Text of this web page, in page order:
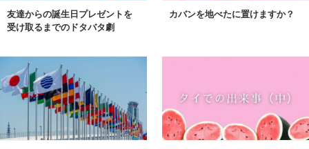
友達からの誕生日プレゼントを
受け取るまでのドタバタ劇
カバンを地べたに置けますか？